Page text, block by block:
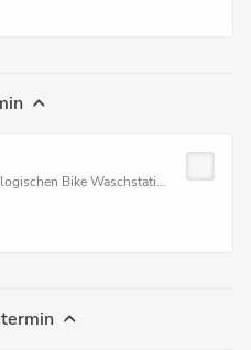
Bike Waschstati...